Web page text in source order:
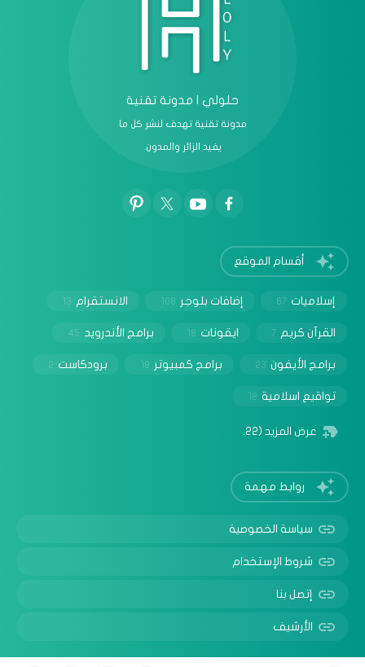
حلولي | مدونة تقنية
مدونة تقنية تهدف لنشر كل ما
يفيد الزائر والمدون.
أقسام الموقع
إسلاميات 67 إضافات بلوجر 108 الانستقرام 13
القرآن كريم 7 ايقونات 18 برامج الأندرويد 45
برامج الأيفون 23 برامج كمبيوتر 18 برودكاست 2
تواقيع اسلامية 18
عرض المزيد (22)
روابط مهمة
سياسة الخصوصية
شروط الإستخدام
إتصل بنا
الأرشيف